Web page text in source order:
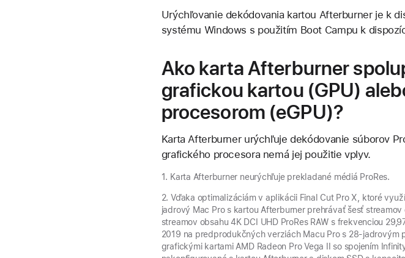
Urýchľovanie dekódovania kartou Afterburner je k
systému Windows s použitím Boot Campu k
Ako karta Afterburner
grafickou kartou (GPU)
procesorom (eGPU)?
Karta Afterburner urýchľuje dekódovanie súborov
grafického procesora nemá jej použitie vplyv.
1. Karta Afterburner neurýchľuje prekladané médiá ProRes.
2. Vďaka optimalizáciám v aplikácii Final Cut Pro X, ktoré
jadrový Mac Pro s kartou Afterburner prehrávať šesť
streamov obsahu 4K DCI UHD ProRes RAW s frekvenciou
2019 na predprodukčných verziách Macu Pro s 28-jadrovým
grafickými kartami AMD Radeon Pro Vega II so spojením